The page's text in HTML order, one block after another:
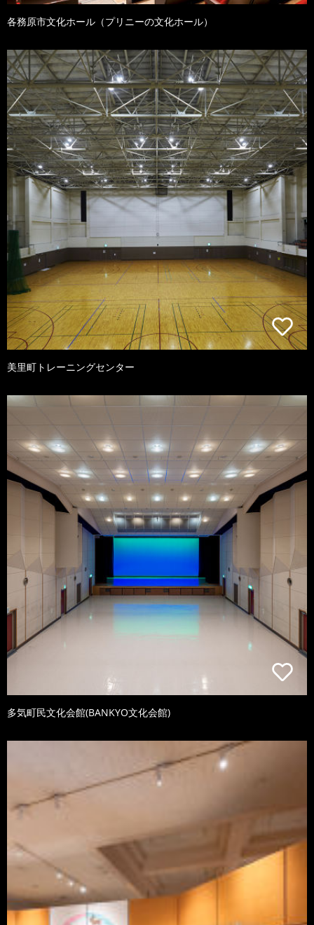
各務原市文化ホール（プリニーの文化ホール）
美里町トレーニングセンター
多気町民文化会館(BANKYO文化会館)